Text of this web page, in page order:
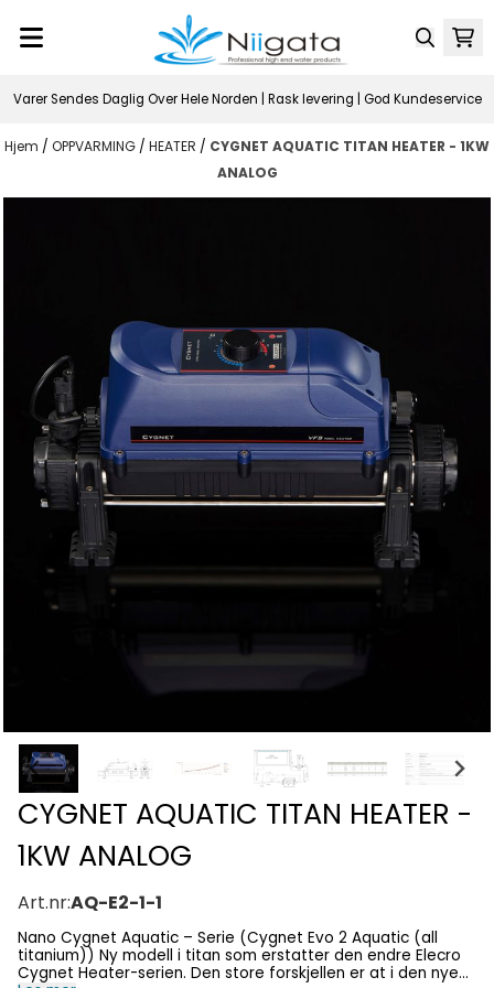
Varer Sendes Daglig Over Hele Norden | Rask levering | God Kundeservice
Hjem / OPPVARMING / HEATER / CYGNET AQUATIC TITAN HEATER - 1KW
ANALOG
CYGNET AQUATIC TITAN HEATER -
1KW ANALOG
Art.nr:AQ-E2-1-1
Nano Cygnet Aquatic – Serie (Cygnet Evo 2 Aquatic (all
titanium)) Ny modell i titan som erstatter den endre Elecro
Cygnet Heater-serien. Den store forskjellen er at i den nye